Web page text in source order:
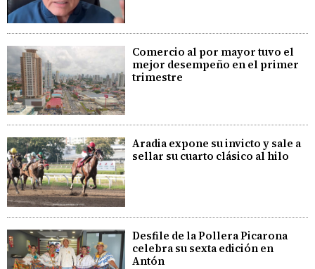
Comercio al por mayor tuvo el
mejor desempeño en el primer
trimestre
Aradia expone su invicto y sale a
sellar su cuarto clásico al hilo
Desfile de la Pollera Picarona
celebra su sexta edición en
Antón